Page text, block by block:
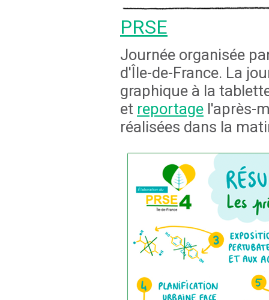
PRSE
Journée organisée
d'Île-de-France. La
graphique à la
et reportage l'après-
réalisées dans la